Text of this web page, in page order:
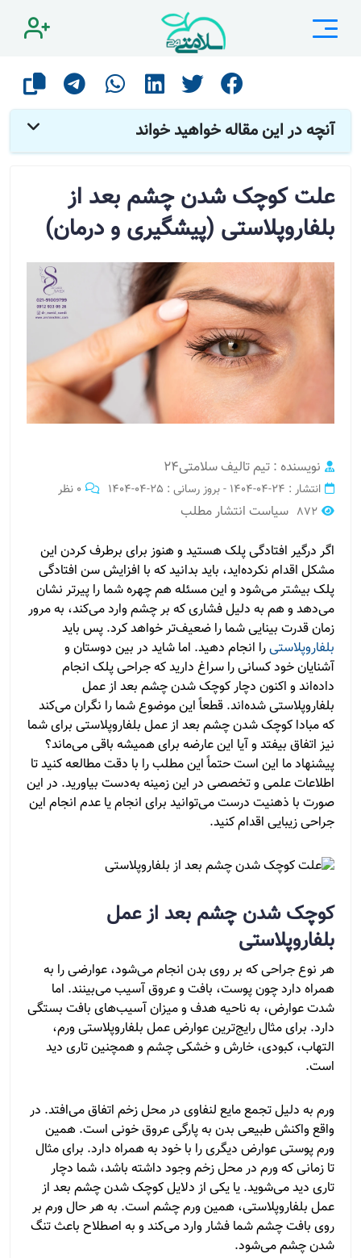
صفحه اصلی
بیماری های چشمی
علت کوچک شدن چشم بعد از بلفاروپلاستی (پیشگیری و درمان)
آنچه در این مقاله خواهید خواند
علت کوچک شدن چشم بعد از
بلفاروپلاستی (پیشگیری و درمان)
نویسنده : تیم تالیف سلامتی24
انتشار : 24-04-1404 - بروز رسانی : 25-04-1404
0 نظر
872 سیاست انتشار مطلب
اگر درگیر افتادگی پلک هستید و هنوز برای برطرف کردن این
مشکل اقدام نکرده‌اید، باید بدانید که با افزایش سن افتادگی
پلک بیشتر می‌شود و این مسئله هم چهره شما را پیرتر نشان
می‌دهد و هم به دلیل فشاری که بر چشم وارد می‌کند، به مرور
زمان قدرت بینایی شما را ضعیف‌تر خواهد کرد. پس باید
بلفاروپلاستیرا انجام دهید. اما شاید در بین دوستان و
آشنایان خود کسانی را سراغ دارید که جراحی پلک انجام
داده‌اند و اکنون دچار کوچک شدن چشم بعد از عمل
بلفاروپلاستی شده‌اند. قطعاً این موضوع شما را نگران می‌کند
که مبادا کوچک شدن چشم بعد از عمل بلفاروپلاستی برای شما
نیز اتفاق بیفتد و آیا این عارضه برای همیشه باقی می‌ماند؟
پیشنهاد ما این است حتماً این مطلب را با دقت مطالعه کنید تا
اطلاعات علمی و تخصصی در این زمینه به‌دست بیاورید. در این
صورت با ذهنیت درست می‌توانید برای انجام یا عدم انجام این
جراحی زیبایی اقدام کنید.
کوچک شدن چشم بعد از عمل
بلفاروپلاستی
هر نوع جراحی که بر روی بدن انجام می‌شود، عوارضی را به
همراه دارد چون پوست، بافت و عروق آسیب می‌بینند. اما
شدت عوارض، به ناحیه هدف و میزان آسیب‌های بافت بستگی
دارد. برای مثال رایج‌ترین عوارض عمل بلفاروپلاستی ورم،
التهاب، کبودی، خارش و خشکی چشم و همچنین تاری دید
است.
ورم به دلیل تجمع مایع لنفاوی در محل زخم اتفاق می‌افتد. در
واقع واکنش طبیعی بدن به پارگی عروق خونی است. همین
ورم پوستی عوارض دیگری را با خود به همراه دارد. برای مثال
تا زمانی که ورم در محل زخم وجود داشته باشد، شما دچار
تاری دید می‌شوید. یا یکی از دلایل کوچک شدن چشم بعد از
عمل بلفاروپلاستی، همین ورم چشم است. به هر حال ورم بر
روی بافت چشم شما فشار وارد می‌کند و به اصطلاح باعث تنگ
شدن چشم می‌شود.